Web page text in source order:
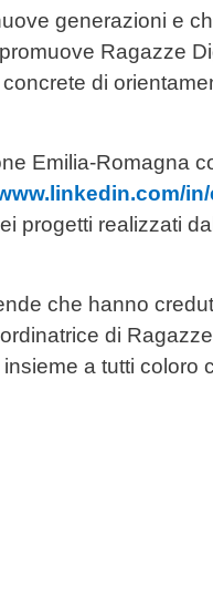
generazioni e
Ragazze
di
Emilia-Romagna
progetti realizzati
che hanno
di
a tutti coloro